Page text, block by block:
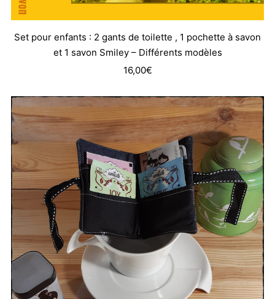
Set pour enfants : 2 gants de toilette , 1 pochette à savon
et 1 savon Smiley – Différents modèles
16,00€